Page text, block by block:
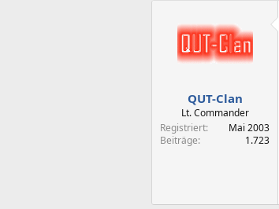
QUT-Clan
Lt. Commander
Registriert
Mai 2003
Beiträge
1.723